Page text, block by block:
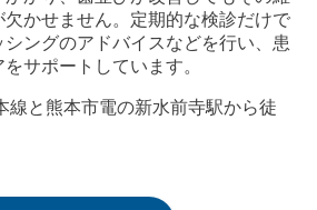
かせません。定期的な検診だけで
ングのアドバイスなどを行い、患
サポートしています。
線と熊本市電の新水前寺駅から徒